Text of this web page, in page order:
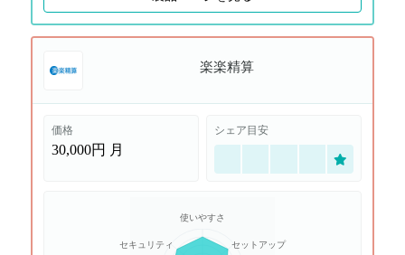
楽楽精算
価格
30,000円 月
シェア目安
使いやすさ
セットアップ
セキュリティ